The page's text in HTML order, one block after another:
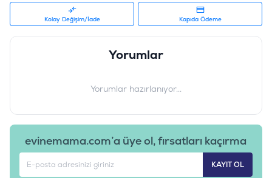
BarkodKolay Değişim/İade Kapıda Ödeme
Yorumlar
Yorumlar hazırlanıyor...
evinemama.com’a üye ol, fırsatları kaçırma
KAYIT OL